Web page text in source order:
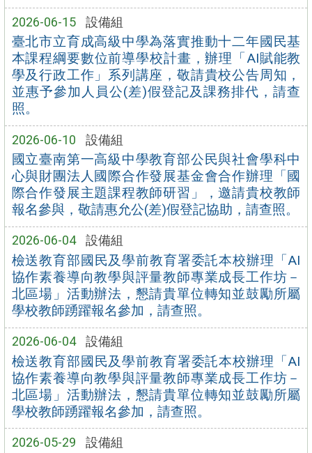
2026-06-15 設備組
臺北市立育成高級中學為落實推動十二年國民基
本課程綱要數位前導學校計畫，辦理「AI賦能教
學及行政工作」系列講座，敬請貴校公告周知，
並惠予參加人員公(差)假登記及課務排代，請查
照。
2026-06-10 設備組
國立臺南第一高級中學教育部公民與社會學科中
心與財團法人國際合作發展基金會合作辦理「國
際合作發展主題課程教師研習」，邀請貴校教師
報名參與，敬請惠允公(差)假登記協助，請查照。
2026-06-04 設備組
檢送教育部國民及學前教育署委託本校辦理「AI
協作素養導向教學與評量教師專業成長工作坊－
北區場」活動辦法，懇請貴單位轉知並鼓勵所屬
學校教師踴躍報名參加，請查照。
2026-06-04 設備組
檢送教育部國民及學前教育署委託本校辦理「AI
協作素養導向教學與評量教師專業成長工作坊－
北區場」活動辦法，懇請貴單位轉知並鼓勵所屬
學校教師踴躍報名參加，請查照。
2026-05-29 設備組